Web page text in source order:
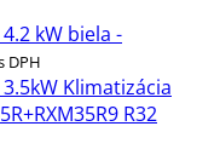
kW biela -
DPH
Klimatizácia
R32